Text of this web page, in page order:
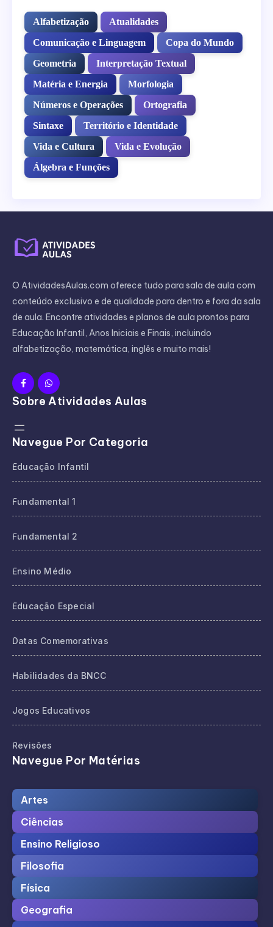
Alfabetização
Atualidades
Comunicação e Linguagem
Copa do Mundo
Geometria
Interpretação Textual
Matéria e Energia
Morfologia
Números e Operações
Ortografia
Sintaxe
Território e Identidade
Vida e Cultura
Vida e Evolução
Álgebra e Funções
O AtividadesAulas.com oferece tudo para sala de aula com
conteúdo exclusivo e de qualidade para dentro e fora da sala
de aula. Encontre atividades e planos de aula prontos para
Educação Infantil, Anos Iniciais e Finais, incluindo
alfabetização, matemática, inglês e muito mais!
Sobre Atividades Aulas
Navegue Por Categoria
Educação Infantil
Fundamental 1
Fundamental 2
Ensino Médio
Educação Especial
Datas Comemorativas
Habilidades da BNCC
Jogos Educativos
Revisões
Navegue Por Matérias
Artes
Ciências
Ensino Religioso
Filosofia
Física
Geografia